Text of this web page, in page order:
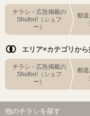
チラシ・広告掲載の
Shufoo!（シュフ
ー）
都道
エリア×カテゴリか
チラシ・広告掲載の
Shufoo!（シュフ
ー）
都道
他のチラシを探す